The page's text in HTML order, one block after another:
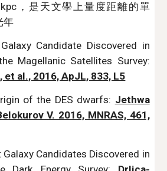
，是天文學上量度距離的單
年
Candidate Discovered in
Magellanic Satellites Survey:
et al., 2016, ApJL, 833, L5
of the DES dwarfs: Jethwa
V. 2016, MNRAS, 461,
Candidates Discovered in